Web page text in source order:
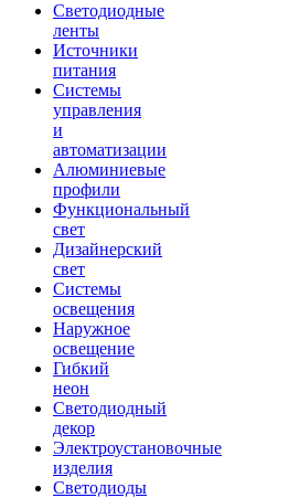
Светодиодные
ленты
Источники
питания
Системы
управления
и
автоматизации
Алюминиевые
профили
Функциональный
свет
Дизайнерский
свет
Системы
освещения
Наружное
освещение
Гибкий
неон
Светодиодный
декор
Электроустановочные
изделия
Светодиоды